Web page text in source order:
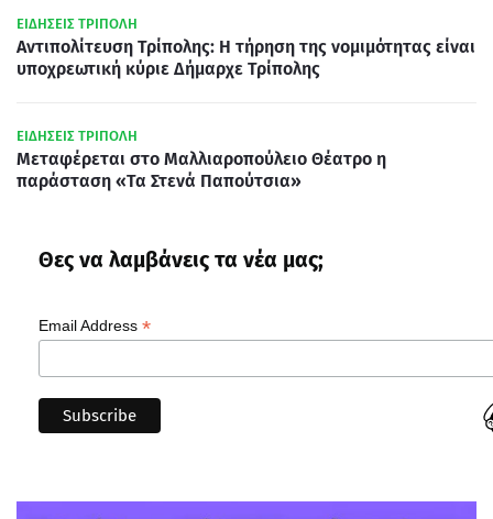
ΕΙΔΗΣΕΙΣ ΤΡΙΠΟΛΗ
Αντιπολίτευση Τρίπολης: Η τήρηση της νομιμότητας είναι
υποχρεωτική κύριε Δήμαρχε Τρίπολης
ΕΙΔΗΣΕΙΣ ΤΡΙΠΟΛΗ
Μεταφέρεται στο Μαλλιαροπούλειο Θέατρο η
παράσταση «Τα Στενά Παπούτσια»
Θες να λαμβάνεις τα νέα μας;
Email Address *